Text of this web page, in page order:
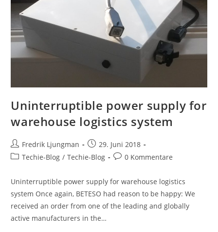
Uninterruptible power supply for
warehouse logistics system
Fredrik Ljungman
29. Juni 2018
Techie-Blog / Techie-Blog 0 Kommentare
Uninterruptible power supply for warehouse logistics
system Once again, BETESO had reason to be happy: We
received an order from one of the leading and globally
active manufacturers in the…